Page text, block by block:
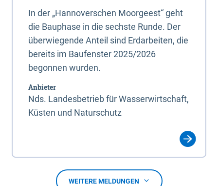
In der „Hannoverschen Moorgeest“ geht
die Bauphase in die sechste Runde. Der
überwiegende Anteil sind Erdarbeiten, die
bereits im Baufenster 2025/2026
begonnen wurden.
Anbieter
Nds. Landesbetrieb für Wasserwirtschaft,
Küsten und Naturschutz
WEITERE MELDUNGEN